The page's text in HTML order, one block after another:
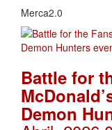
Merca2.0
Battle for
Demon